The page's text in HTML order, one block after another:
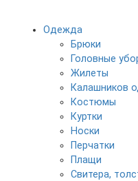
Одежда
Брюки
Головные
Жилеты
Калашников
Костюмы
Куртки
Носки
Перчатки
Плащи
Свитера,